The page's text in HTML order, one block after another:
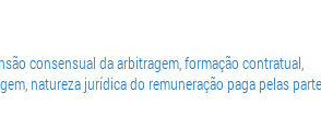
consensual da arbitragem,formação contratual,
, natureza jurídica do remuneração paga pelas